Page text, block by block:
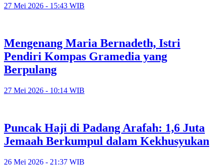
27 Mei 2026 - 15:43 WIB
Mengenang Maria Bernadeth, Istri
Pendiri Kompas Gramedia yang
Berpulang
27 Mei 2026 - 10:14 WIB
Puncak Haji di Padang Arafah: 1,6 Juta
Jemaah Berkumpul dalam Kekhusyukan
26 Mei 2026 - 21:37 WIB